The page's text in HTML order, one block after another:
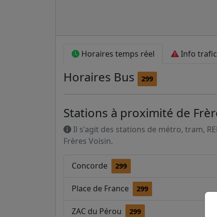
Horaires temps réel Info trafic
Horaires Bus 299
Stations à proximité de
Il s'agit des stations de métro, tram,
Frères Voisin.
Concorde 299
Place de France 299
ZAC du Pérou 299